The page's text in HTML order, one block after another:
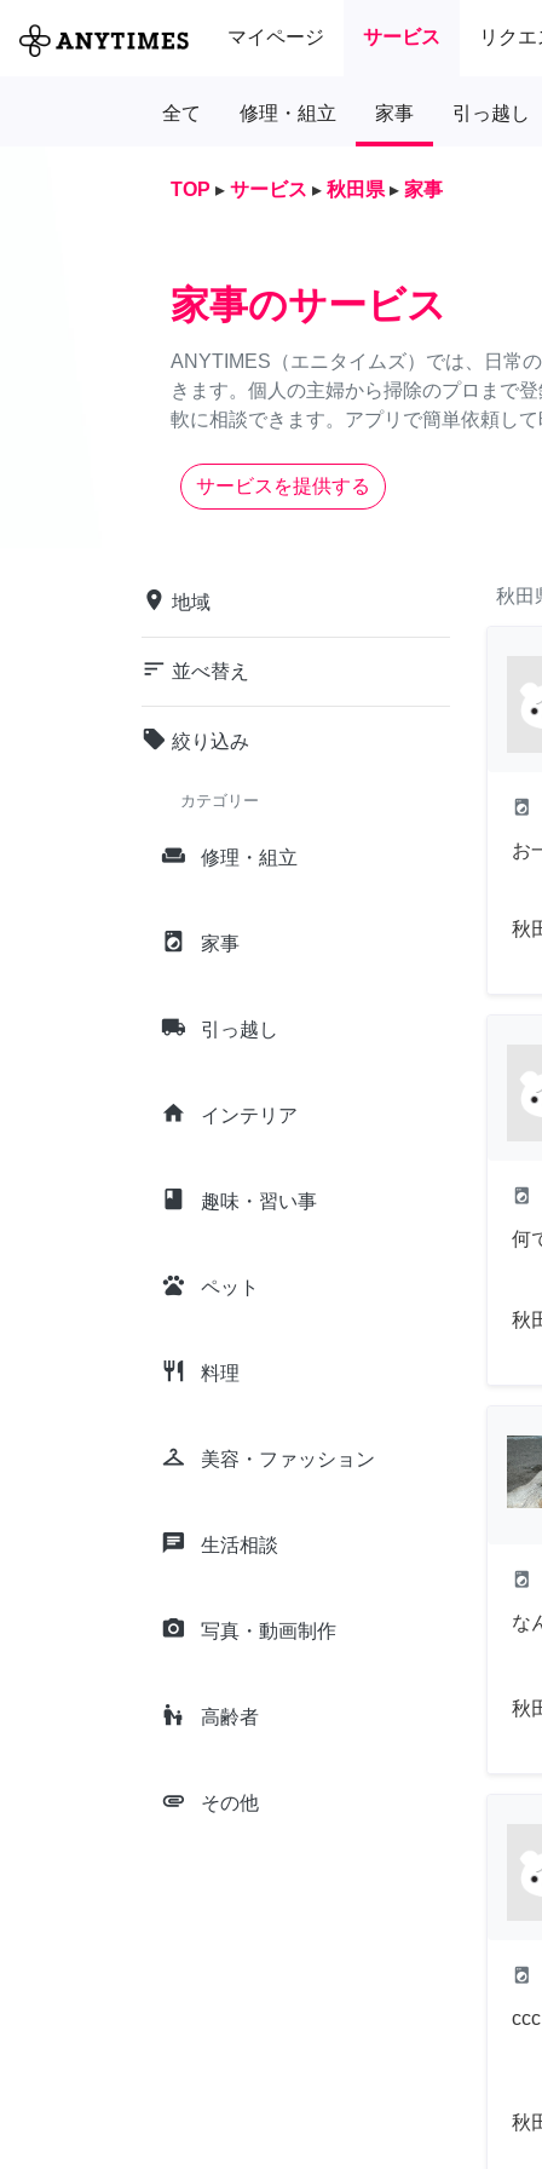
マイページ サービス リク
全て 修理・組立 家事 引っ越し
TOP ▸ サービス ▸ 秋田県 ▸ 家事
家事のサービス
ANYTIMES（エニタイムズ）では、日常
きます。個人の主婦から掃除のプロまで
軟に相談できます。アプリで簡単依頼し
サービスを提供する
place 地域
sort 並べ替え
local_offer 絞り込み
カテゴリー
weekend 修理・組立
local_laundry_service 家事
local_shipping 引っ越し
home インテリア
class 趣味・習い事
pets ペット
restaurant 料理
checkroom 美容・ファッション
chat 生活相談
camera_alt 写真・動画制作
escalator_warning 高齢者
attachment その他
秋田
local_laundry_service
お
秋
local_laundry_service
何
秋
local_laundry_service
な
秋
local_laundry_service
ccc
秋